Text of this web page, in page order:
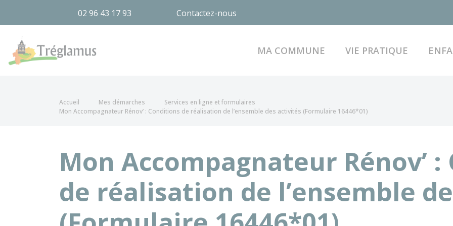
02 96 43 17 93 Contactez-nous
MA COMMUNE VIE PRATIQUE
Accueil Mes démarches
Services en ligne et formulaires
Mon Accompagnateur Rénov’ : Conditions de réalisation de l’ensemble des activités (Formulaire 16446*01)
Mon Accompagnateur Rénov’
de réalisation de l’ensemble